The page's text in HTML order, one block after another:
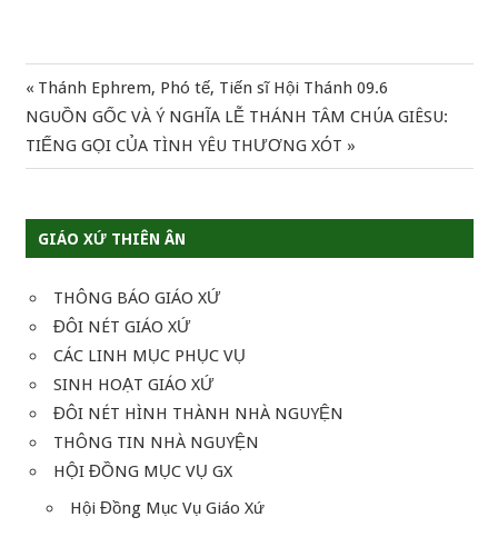
GIÁO XỨ THIÊN ÂN
THÔNG BÁO GIÁO XỨ
ĐÔI NÉT GIÁO XỨ
CÁC LINH MỤC PHỤC VỤ
SINH HOẠT GIÁO XỨ
ĐÔI NÉT HÌNH THÀNH NHÀ NGUYỆN
THÔNG TIN NHÀ NGUYỆN
HỘI ĐỒNG MỤC VỤ GX
Hội Đồng Mục Vụ Giáo Xứ
Điều
hướng
viết
Previous
Post:
Thánh Ephrem, Phó tế, Tiến sĩ Hội Thánh 09.6
Next
Post:
NGUỒN GỐC VÀ Ý NGHĨA LỄ THÁNH TÂM CHÚA GIÊSU:
TIẾNG GỌI CỦA TÌNH YÊU THƯƠNG XÓT